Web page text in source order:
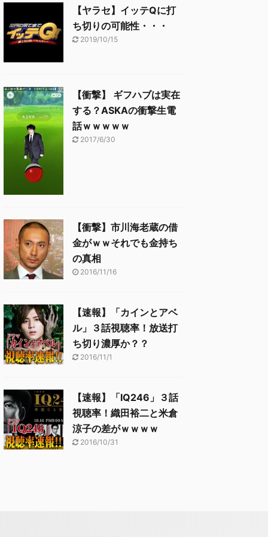
【ヤラセ】イッテQに打
ち切りの可能性・・・
2019/10/15
【衝撃】 ギフハブは実在
する？ASKAの衝撃生電
話ｗｗｗｗｗ
2017/6/30
【衝撃】市川海老蔵の借
金がｗｗそれでも金持ち
の真相
2016/11/16
【速報】「カインとアベ
ル」３話視聴率！放送打
ち切り濃厚か？？
2016/11/1
【速報】「IQ246」３話
視聴率！織田裕二と米倉
涼子の差がｗｗｗｗ
2016/10/31